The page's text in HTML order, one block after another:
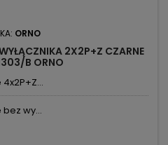
ORNO
2X2P+Z CZARNE
B ORNO
wy...